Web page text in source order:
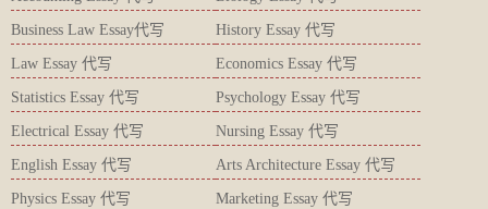
Business Law Essay代写 History Essay 代写
Law Essay 代写 Economics Essay 代写
Statistics Essay 代写 Psychology Essay 代写
Electrical Essay 代写 Nursing Essay 代写
English Essay 代写 Arts Architecture Essay 代写
Physics Essay 代写 Marketing Essay 代写